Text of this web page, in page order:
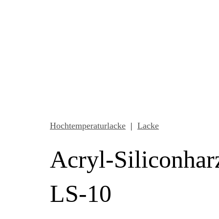
Hochtemperaturlacke | Lacke
Acryl-
LS-10